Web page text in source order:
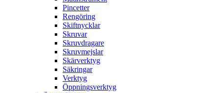
Pincetter
Rengöring
Skiftnycklar
Skruvar
Skruvdragare
Skruvmejslar
Skärverktyg
Säkringar
Verktyg
Öppningsverktyg